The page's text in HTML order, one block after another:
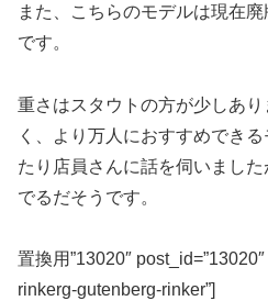
また、こちらのモデルは現在
です。
重さはスタウトの方が少しあり
く、より万人におすすめでき
たり店員さんに話を伺いまし
でるだそうです。
置換用”13020″
rinkerg-gutenberg-rinker”]